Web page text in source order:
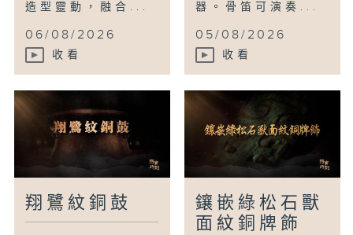
造型靈動，融合...
06/08/2026
收看
器。骨笛可演奏...
05/08/2026
收看
翔鷺紋銅鼓
鑲嵌綠松石獸
面紋銅牌飾